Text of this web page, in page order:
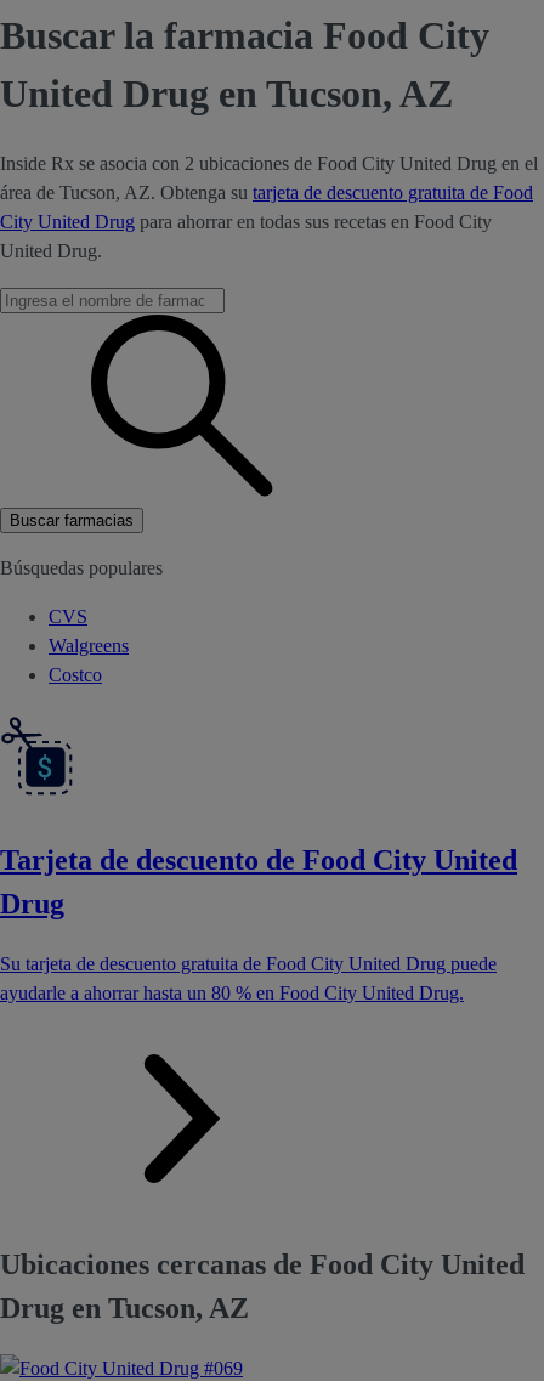
Buscar la farmacia Food City
United Drug en Tucson, AZ
Inside Rx se asocia con 2 ubicaciones de Food City United Drug en el
área de Tucson, AZ. Obtenga su tarjeta de descuento gratuita de Food
City United Drug para ahorrar en todas sus recetas en Food City
United Drug.
Buscar farmacias
Búsquedas populares
CVS
Walgreens
Costco
Tarjeta de descuento de Food City United
Drug
Su tarjeta de descuento gratuita de Food City United Drug puede
ayudarle a ahorrar hasta un 80 % en Food City United Drug.
Ubicaciones cercanas de Food City United
Drug en Tucson, AZ